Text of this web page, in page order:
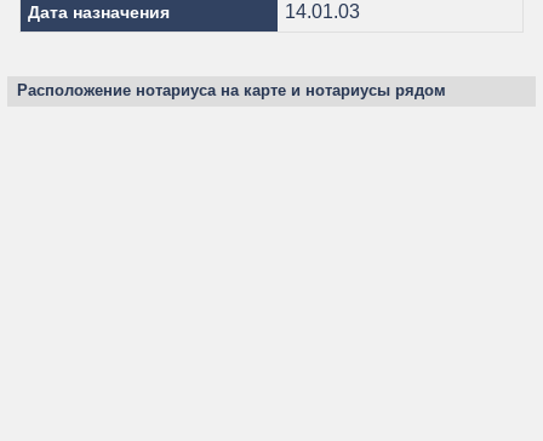
Дата назначения 14.01.03
Расположение нотариуса на карте и нотариусы рядом